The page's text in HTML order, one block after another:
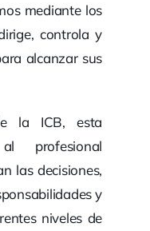
mediante los
controla y
alcanzar sus
la ICB, esta
profesional
las decisiones,
y
niveles de